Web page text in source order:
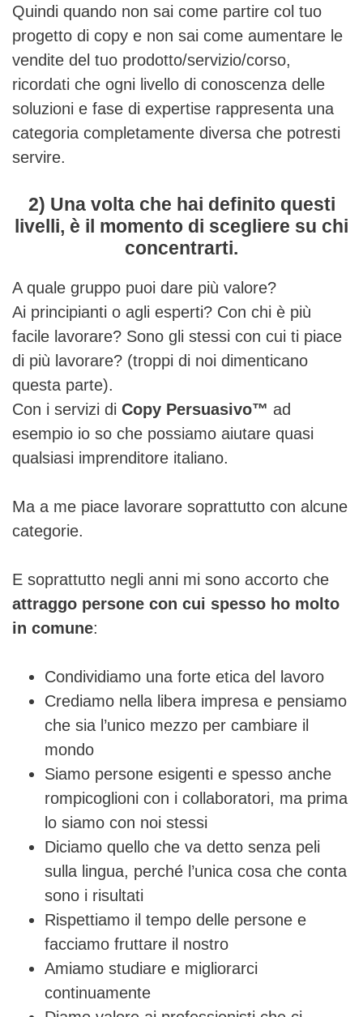
Quindi quando non sai come partire col tuo
progetto di copy e non sai come aumentare le
vendite del tuo prodotto/servizio/corso,
ricordati che ogni livello di conoscenza delle
soluzioni e fase di expertise rappresenta una
categoria completamente diversa che potresti
servire.
2) Una volta che hai definito questi
livelli, è il momento di scegliere su chi
concentrarti.
A quale gruppo puoi dare più valore?
Ai principianti o agli esperti? Con chi è più
facile lavorare? Sono gli stessi con cui ti piace
di più lavorare? (troppi di noi dimenticano
questa parte).
Con i servizi di Copy Persuasivo™ ad
esempio io so che possiamo aiutare quasi
qualsiasi imprenditore italiano.
Ma a me piace lavorare soprattutto con alcune
categorie.
E soprattutto negli anni mi sono accorto che
attraggo persone con cui spesso ho molto
in comune:
Condividiamo una forte etica del lavoro
Crediamo nella libera impresa e pensiamo
che sia l’unico mezzo per cambiare il
mondo
Siamo persone esigenti e spesso anche
rompicoglioni con i collaboratori, ma prima
lo siamo con noi stessi
Diciamo quello che va detto senza peli
sulla lingua, perché l’unica cosa che conta
sono i risultati
Rispettiamo il tempo delle persone e
facciamo fruttare il nostro
Amiamo studiare e migliorarci
continuamente